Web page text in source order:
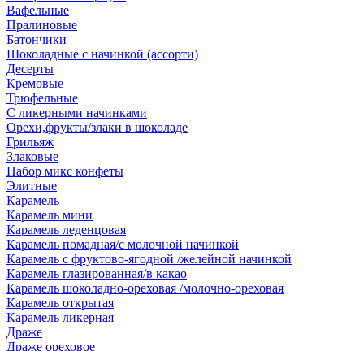
Вафельные
Пралиновые
Батончики
Шоколадные с начинкой (ассорти)
Десерты
Кремовые
Трюфельные
С ликерными начинками
Орехи,фрукты/злаки в шоколаде
Грильяж
Злаковые
Набор микс конфеты
Элитные
Карамель
Карамель мини
Карамель леденцовая
Карамель помадная/с молочной начинкой
Карамель с фруктово-ягодной /желейной начинкой
Карамель глазированная/в какао
Карамель шоколадно-ореховая /молочно-ореховая
Карамель открытая
Карамель ликерная
Драже
Драже ореховое